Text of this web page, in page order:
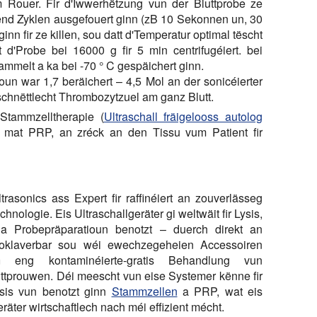
Zyklen ausgefouert ginn (zB 10 Sekonnen un, 30
fir ze killen, sou datt d'Temperatur optimal tëscht
bei 16000 g fir 5 min centrifugéiert. bei
a ka bei -70 ° C gespäichert ginn.
war 1,7 beräichert – 4,5 Mol an der sonicéierter
Thrombozytzuel am ganz Blutt.
(Ultraschall fräigelooss autolog
mat PRP, an zréck an den Tissu vum Patient fir
ass Expert fir raffinéiert an zouverlässeg
Eis Ultraschallgeräter gi weltwäit fir Lysis,
Probepräparatioun benotzt – duerch direkt an
sou wéi ewechzegeheien Accessoiren
eng kontaminéierte-gratisBehandlung vun
Déi meescht vun eise Systemer kënne fir
vun benotzt ginn Stammzellen a PRP, wat eis
wirtschaftlech nach méi effizient mécht.